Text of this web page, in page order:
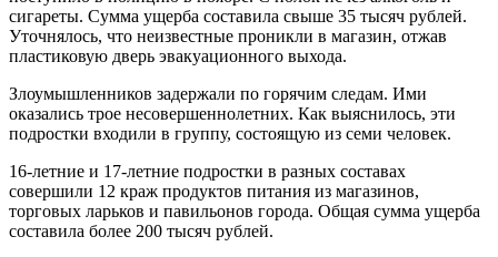
сигареты. Сумма ущерба составила свыше 35 тысяч рублей.
Уточнялось, что неизвестные проникли в магазин, отжав
пластиковую дверь эвакуационного выхода.
Злоумышленников задержали по горячим следам. Ими
оказались трое несовершеннолетних. Как выяснилось, эти
подростки входили в группу, состоящую из семи человек.
16-летние и 17-летние подростки в разных составах
совершили 12 краж продуктов питания из магазинов,
торговых ларьков и павильонов города. Общая сумма ущерба
составила более 200 тысяч рублей.